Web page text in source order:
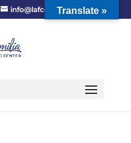
info@lafcc.orgTranslate »